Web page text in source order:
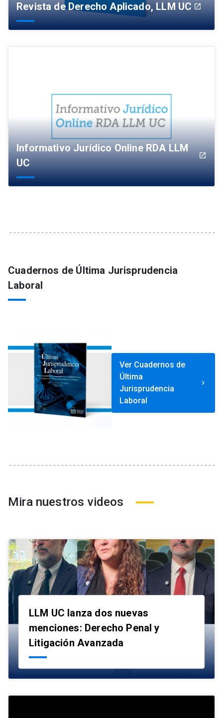
Revista de Derecho Aplicado, LLM UC launch
Informativo Jurídico Online RDA LLM
UC
launch
Cuadernos de Última Jurisprudencia
Laboral
Ver Cuadernos de
Última
Jurisprudencia
Laboral
keyboard_arrow_right
Mira nuestros videos
LLM UC lanza dos nuevas
menciones: Derecho Penal y
Litigación Avanzada